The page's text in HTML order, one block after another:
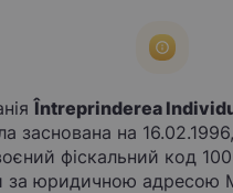
Întreprinderea
заснована на
фіскальний код
за юридичною адресою